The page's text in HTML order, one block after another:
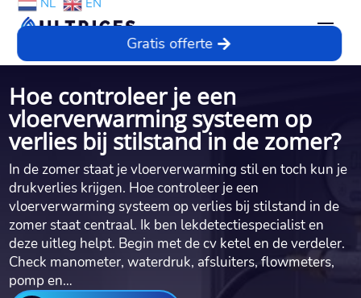
NL EN
Gratis offerte
Hoe controleer je een
vloerverwarming systeem op
verlies bij stilstand in de zomer?
In de zomer staat je vloerverwarming stil en toch kun je
drukverlies krijgen.​ Hoe controleer je een
vloerverwarming systeem op verlies bij stilstand in de
zomer staat centraal.​ Ik ben lekdetectiespecialist en
deze uitleg helpt.​ Begin met de cv ketel en de verdeler.​
Check manometer, waterdruk, afsluiters, flowmeters,
pomp en…